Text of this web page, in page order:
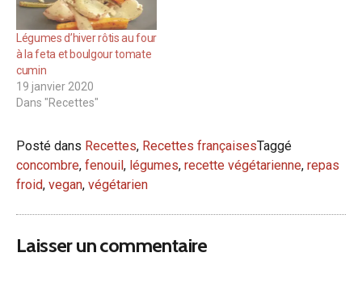
Légumes d’hiver rôtis au four
à la feta et boulgour tomate
cumin
19 janvier 2020
Dans "Recettes"
Posté dans Recettes, Recettes françaisesTaggé
concombre, fenouil, légumes, recette végétarienne, repas
froid, vegan, végétarien
Laisser un commentaire